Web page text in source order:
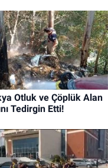
Otluk ve Çöplük Alan
Tedirgin Etti!